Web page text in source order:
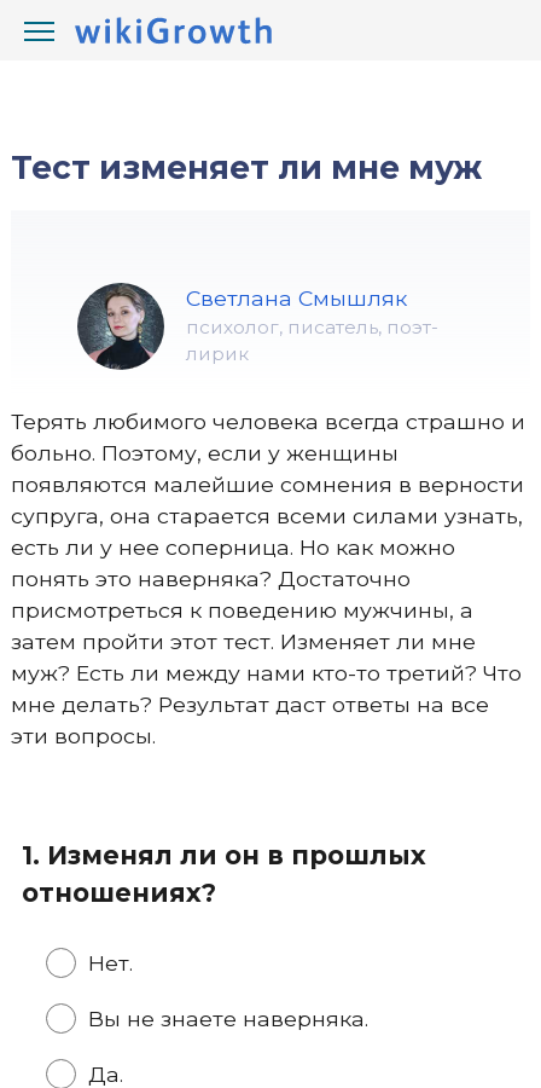
wikiGrowth.com / Тесты / любовные тесты
Тест изменяет ли мне муж
Светлана Смышляк
психолог, писатель, поэт-
лирик
Терять любимого человека всегда страшно и
больно. Поэтому, если у женщины
появляются малейшие сомнения в верности
супруга, она старается всеми силами узнать,
есть ли у нее соперница. Но как можно
понять это наверняка? Достаточно
присмотреться к поведению мужчины, а
затем пройти этот тест. Изменяет ли мне
муж? Есть ли между нами кто-то третий? Что
мне делать? Результат даст ответы на все
эти вопросы.
1. Изменял ли он в прошлых
отношениях?
Нет.
Вы не знаете наверняка.
Да.